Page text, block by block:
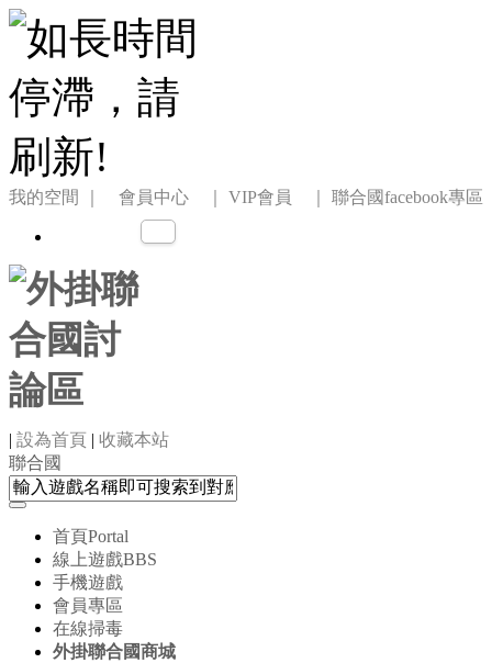
我的空間 ｜ 會員中心 ｜ VIP會員 ｜ 聯合國facebook專區
| 設為首頁 | 收藏本站
聯合國
首頁Portal
線上遊戲BBS
手機遊戲
會員專區
在線掃毒
外掛聯合國商城